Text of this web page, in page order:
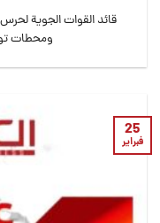
قائد القوات الجوية
ومحطات
25
فبراير